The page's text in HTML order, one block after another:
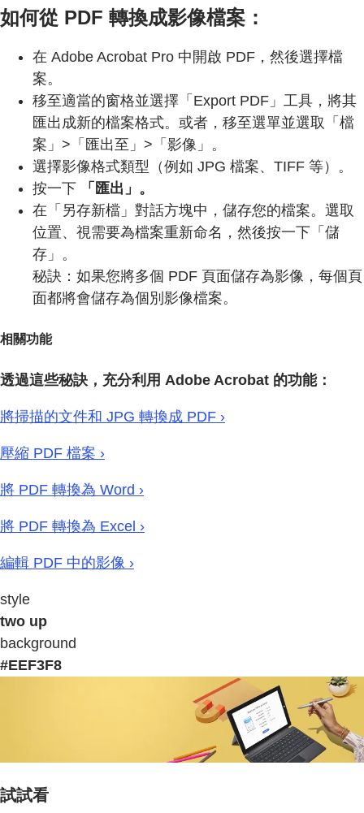
如何從 PDF 轉換成影像檔案：
在 Adobe Acrobat Pro 中開啟 PDF，然後選擇檔
案。
移至適當的窗格並選擇「Export PDF」工具，將其
匯出成新的檔案格式。或者，移至選單並選取「檔
案」>「匯出至」>「影像」。
選擇影像格式類型（例如 JPG 檔案、TIFF 等）。
按一下
「匯出」。
在「另存新檔」對話方塊中，儲存您的檔案。選取
位置、視需要為檔案重新命名，然後按一下「儲
存」。
秘訣：如果您將多個 PDF 頁面儲存為影像，每個頁
面都將會儲存為個別影像檔案。
相關功能
透過這些秘訣，充分利用 Adobe Acrobat 的功能：
將掃描的文件和 JPG 轉換成 PDF ›
壓縮 PDF 檔案 ›
將 PDF 轉換為 Word ›
將 PDF 轉換為 Excel ›
編輯 PDF 中的影像 ›
style
two up
background
#EEF3F8
試試看